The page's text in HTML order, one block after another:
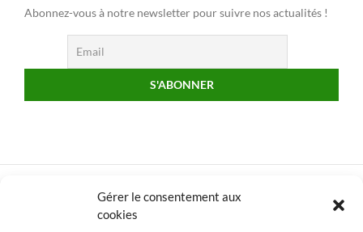
Gérer le consentement aux
cookies
Abonnez-vous à notre newsletter pour suivre nos actualités !